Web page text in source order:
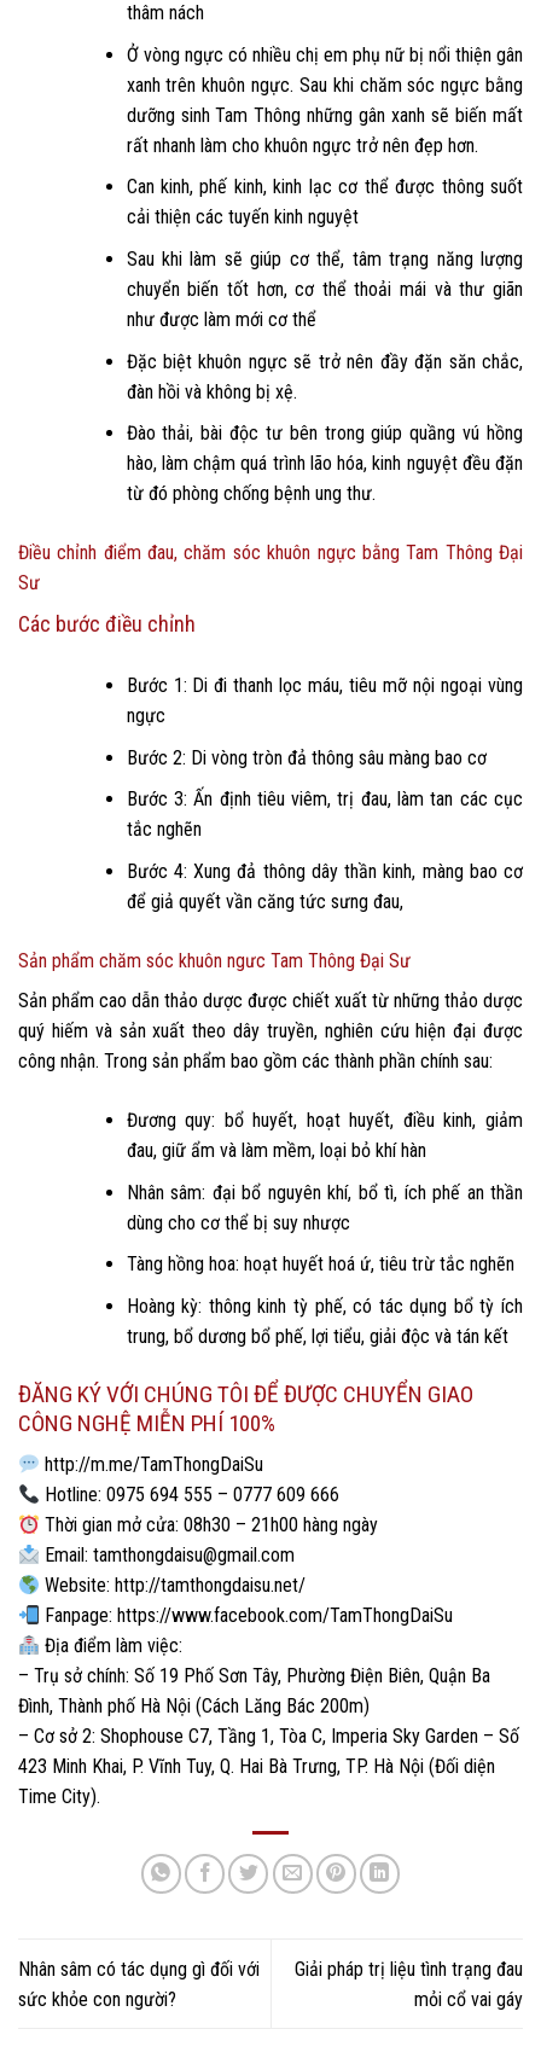
thâm nách
Ở vòng ngực có nhiều chị em phụ nữ bị nổi thiện gân
xanh trên khuôn ngực. Sau khi chăm sóc ngực bằng
dưỡng sinh Tam Thông những gân xanh sẽ biến mất
rất nhanh làm cho khuôn ngực trở nên đẹp hơn.
Can kinh, phế kinh, kinh lạc cơ thể được thông suốt
cải thiện các tuyến kinh nguyệt
Sau khi làm sẽ giúp cơ thể, tâm trạng năng lượng
chuyển biến tốt hơn, cơ thể thoải mái và thư giãn
như được làm mới cơ thể
Đặc biệt khuôn ngực sẽ trở nên đầy đặn săn chắc,
đàn hồi và không bị xệ.
Đào thải, bài độc tư bên trong giúp quầng vú hồng
hào, làm chậm quá trình lão hóa, kinh nguyệt đều đặn
từ đó phòng chống bệnh ung thư.
Điều chỉnh điểm đau, chăm sóc khuôn ngực bằng Tam Thông Đại
Sư
Các bước điều chỉnh
Bước 1: Di đi thanh lọc máu, tiêu mỡ nội ngoại vùng
ngực
Bước 2: Di vòng tròn đả thông sâu màng bao cơ
Bước 3: Ấn định tiêu viêm, trị đau, làm tan các cục
tắc nghẽn
Bước 4: Xung đả thông dây thần kinh, màng bao cơ
để giả quyết vần căng tức sưng đau,
Sản phẩm chăm sóc khuôn ngưc Tam Thông Đại Sư
Sản phẩm cao dẫn thảo dược được chiết xuất từ những thảo dược
quý hiếm và sản xuất theo dây truyền, nghiên cứu hiện đại được
công nhận. Trong sản phẩm bao gồm các thành phần chính sau:
Đương quy: bổ huyết, hoạt huyết, điều kinh, giảm
đau, giữ ẩm và làm mềm, loại bỏ khí hàn
Nhân sâm: đại bổ nguyên khí, bổ tì, ích phế an thần
dùng cho cơ thể bị suy nhược
Tàng hồng hoa: hoạt huyết hoá ứ, tiêu trừ tắc nghẽn
Hoàng kỳ: thông kinh tỳ phế, có tác dụng bổ tỳ ích
trung, bổ dương bổ phế, lợi tiểu, giải độc và tán kết
ĐĂNG KÝ VỚI CHÚNG TÔI ĐỂ ĐƯỢC CHUYỂN GIAO
CÔNG NGHỆ MIỄN PHÍ 100%
http://m.me/TamThongDaiSu
Hotline:0975 694 555 –0777 609 666
Thời gian mở cửa:08h30 – 21h00 hàng ngày
Email:tamthongdaisu@gmail.com
Website: http://tamthongdaisu.net/
Fanpage: https://www.facebook.com/TamThongDaiSu
Địa điểm làm việc:
– Trụ sở chính: Số 19 Phố Sơn Tây, Phường Điện Biên, Quận Ba
Đình, Thành phố Hà Nội (Cách Lăng Bác 200m)
– Cơ sở 2: Shophouse C7, Tầng 1, Tòa C, Imperia Sky Garden – Số
423 Minh Khai, P. Vĩnh Tuy, Q. Hai Bà Trưng, TP. Hà Nội (Đối diện
Time City).
Nhân sâm có tác dụng gì đối với
sức khỏe con người?
Giải pháp trị liệu tình trạng đau
mỏi cổ vai gáy